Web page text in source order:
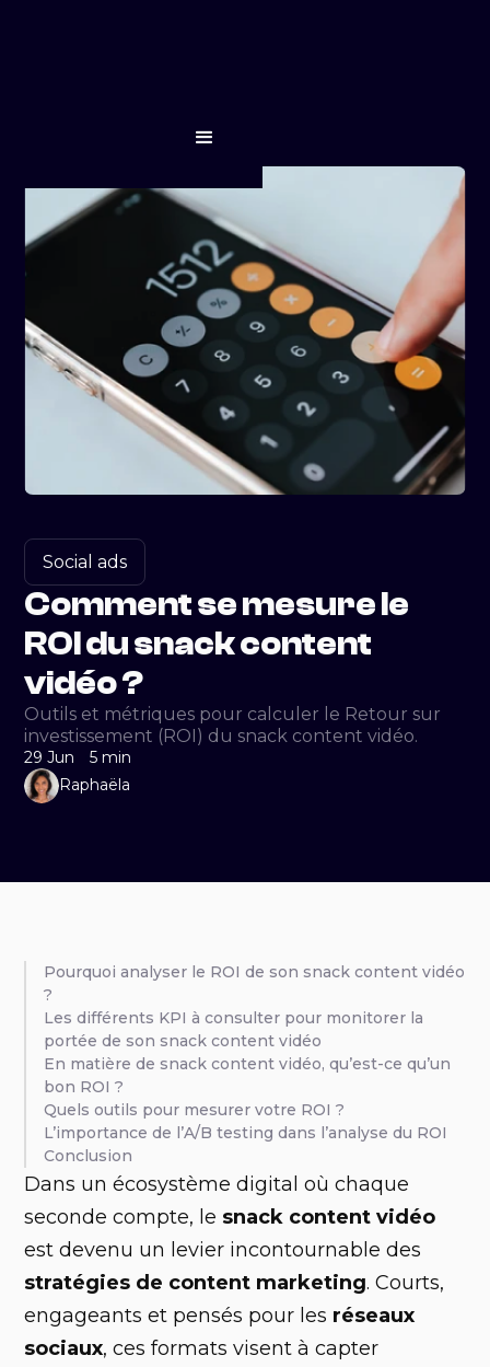
Social ads
Comment se mesure le
ROI du snack content
vidéo ?
Outils et métriques pour calculer le Retour sur
investissement (ROI) du snack content vidéo.
29 Jun
5 min
Raphaëla
‍Pourquoi analyser le ROI de son snack content vidéo
?
Les différents KPI à consulter pour monitorer la
portée de son snack content vidéo
En matière de snack content vidéo, qu’est-ce qu’un
bon ROI ?
Quels outils pour mesurer votre ROI ?
L’importance de l’A/B testing dans l’analyse du ROI
Conclusion
Dans un écosystème digital où chaque
seconde compte, le snack content vidéo
est devenu un levier incontournable des
stratégies de content marketing. Courts,
engageants et pensés pour les réseaux
sociaux, ces formats visent à capter